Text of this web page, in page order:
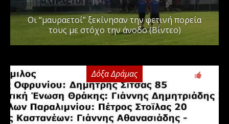
Οι “μαυραετοί” ξεκίνησαν την φετινή πορεία
τους με στόχο την άνοδο (Βίντεο)
Δόξα Δράμας